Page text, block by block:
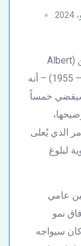
ايُعلمُنا عالم الفيزياء الأشهر ألبرت اينشتاين (Albert
Einstein) – الذي عاش في الفترة (1879 – 1955) – أنه
فسيقضي خمساً
الذي يُعلى
لبلوغ
عامي
آفاق نمو
2024، وما إذا كان سيواجه